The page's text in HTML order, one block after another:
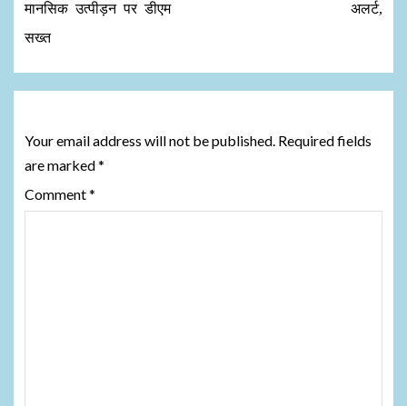
मानसिक उत्पीड़न पर डीएम
सख्त
अलर्ट,
Your email address will not be published. Required fields
are marked*
Comment*